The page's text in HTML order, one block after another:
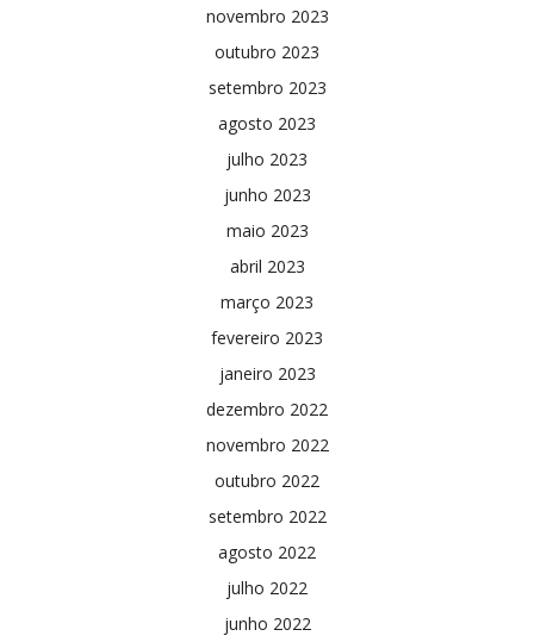
novembro 2023
outubro 2023
setembro 2023
agosto 2023
julho 2023
junho 2023
maio 2023
abril 2023
março 2023
fevereiro 2023
janeiro 2023
dezembro 2022
novembro 2022
outubro 2022
setembro 2022
agosto 2022
julho 2022
junho 2022